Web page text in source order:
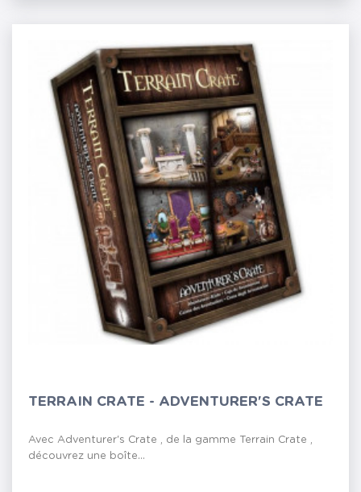
TERRAIN CRATE - ADVENTURER'S CRATE
Avec Adventurer's Crate , de la gamme Terrain Crate ,
découvrez une boîte...